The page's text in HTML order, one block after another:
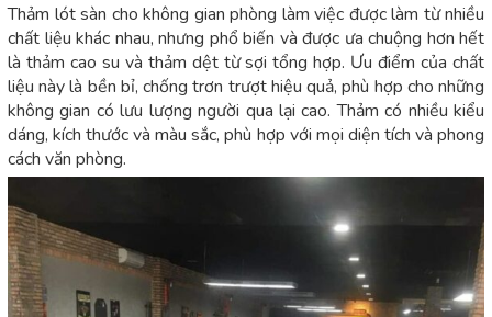
Thảm lót sàn cho không gian phòng làm việc được làm từ nhiều
chất liệu khác nhau, nhưng phổ biến và được ưa chuộng hơn hết
là thảm cao su và thảm dệt từ sợi tổng hợp. Ưu điểm của chất
liệu này là bền bỉ, chống trơn trượt hiệu quả, phù hợp cho những
không gian có lưu lượng người qua lại cao. Thảm có nhiều kiểu
dáng, kích thước và màu sắc, phù hợp với mọi diện tích và phong
cách văn phòng.